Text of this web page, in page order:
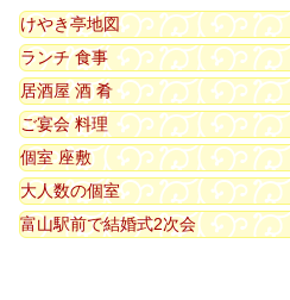
けやき亭地図
ランチ 食事
居酒屋 酒 肴
ご宴会 料理
個室 座敷
大人数の個室
富山駅前で結婚式2次会